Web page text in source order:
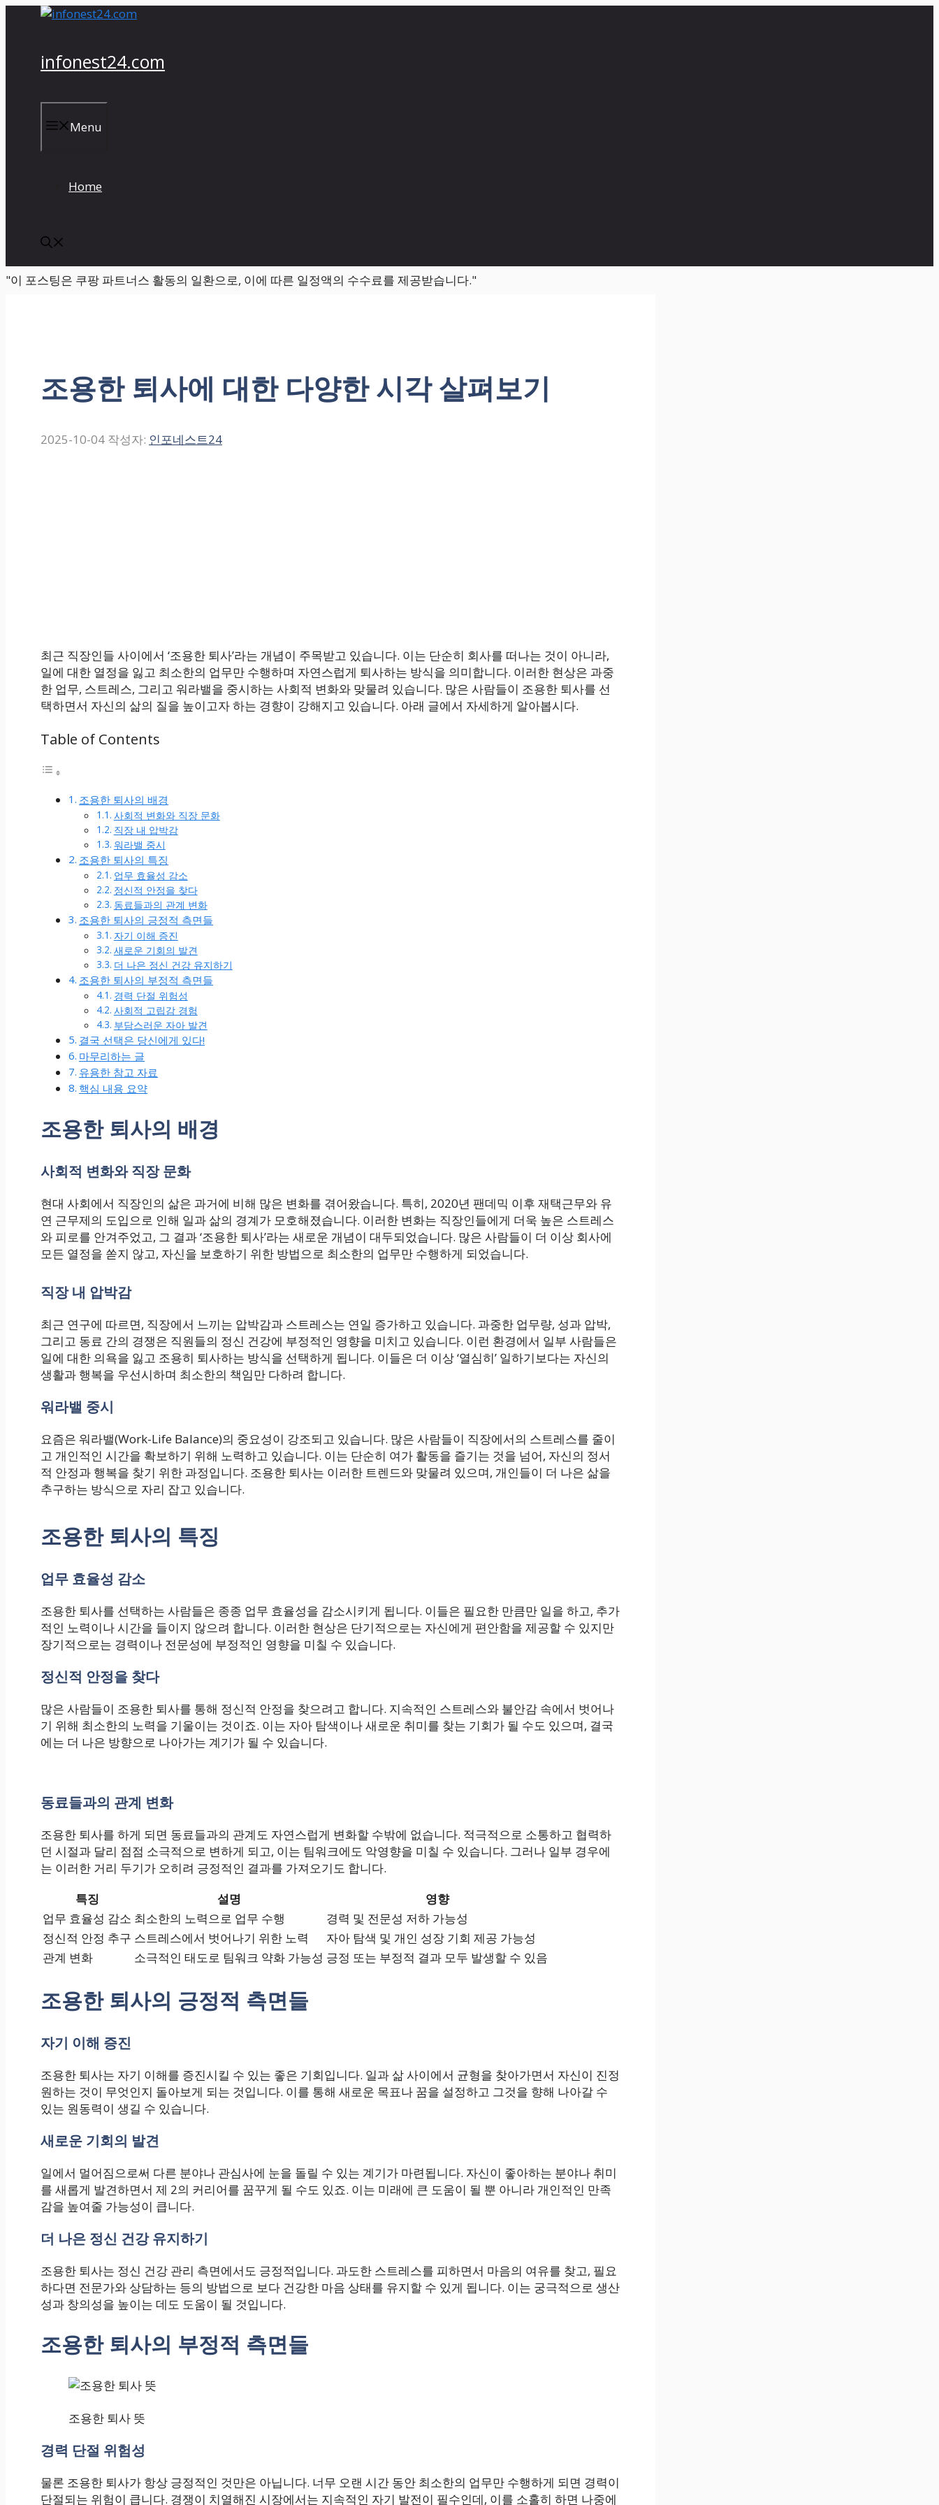
infonest24.com
Menu
Home
"이 포스팅은 쿠팡 파트너스 활동의 일환으로, 이에 따른 일정액의 수수료를 제공받습니다."
조용한 퇴사에 대한 다양한 시각 살펴보기
2025-10-04 작성자: 인포네스트24
최근 직장인들 사이에서 ‘조용한 퇴사’라는 개념이 주목받고 있습니다. 이는 단순히 회사를 떠나는 것이 아니라,
일에 대한 열정을 잃고 최소한의 업무만 수행하며 자연스럽게 퇴사하는 방식을 의미합니다. 이러한 현상은 과중
한 업무, 스트레스, 그리고 워라밸을 중시하는 사회적 변화와 맞물려 있습니다. 많은 사람들이 조용한 퇴사를 선
택하면서 자신의 삶의 질을 높이고자 하는 경향이 강해지고 있습니다. 아래 글에서 자세하게 알아봅시다.
Table of Contents
조용한 퇴사의 배경
사회적 변화와 직장 문화
직장 내 압박감
워라밸 중시
조용한 퇴사의 특징
업무 효율성 감소
정신적 안정을 찾다
동료들과의 관계 변화
조용한 퇴사의 긍정적 측면들
자기 이해 증진
새로운 기회의 발견
더 나은 정신 건강 유지하기
조용한 퇴사의 부정적 측면들
경력 단절 위험성
사회적 고립감 경험
부담스러운 자아 발견
결국 선택은 당신에게 있다!
마무리하는 글
유용한 참고 자료
핵심 내용 요약
조용한 퇴사의 배경
사회적 변화와 직장 문화
현대 사회에서 직장인의 삶은 과거에 비해 많은 변화를 겪어왔습니다. 특히, 2020년 팬데믹 이후 재택근무와 유
연 근무제의 도입으로 인해 일과 삶의 경계가 모호해졌습니다. 이러한 변화는 직장인들에게 더욱 높은 스트레스
와 피로를 안겨주었고, 그 결과 ‘조용한 퇴사’라는 새로운 개념이 대두되었습니다. 많은 사람들이 더 이상 회사에
모든 열정을 쏟지 않고, 자신을 보호하기 위한 방법으로 최소한의 업무만 수행하게 되었습니다.
직장 내 압박감
최근 연구에 따르면, 직장에서 느끼는 압박감과 스트레스는 연일 증가하고 있습니다. 과중한 업무량, 성과 압박,
그리고 동료 간의 경쟁은 직원들의 정신 건강에 부정적인 영향을 미치고 있습니다. 이런 환경에서 일부 사람들은
일에 대한 의욕을 잃고 조용히 퇴사하는 방식을 선택하게 됩니다. 이들은 더 이상 ‘열심히’ 일하기보다는 자신의
생활과 행복을 우선시하며 최소한의 책임만 다하려 합니다.
워라밸 중시
요즘은 워라밸(Work-Life Balance)의 중요성이 강조되고 있습니다. 많은 사람들이 직장에서의 스트레스를 줄이
고 개인적인 시간을 확보하기 위해 노력하고 있습니다. 이는 단순히 여가 활동을 즐기는 것을 넘어, 자신의 정서
적 안정과 행복을 찾기 위한 과정입니다. 조용한 퇴사는 이러한 트렌드와 맞물려 있으며, 개인들이 더 나은 삶을
추구하는 방식으로 자리 잡고 있습니다.
조용한 퇴사의 특징
업무 효율성 감소
조용한 퇴사를 선택하는 사람들은 종종 업무 효율성을 감소시키게 됩니다. 이들은 필요한 만큼만 일을 하고, 추가
적인 노력이나 시간을 들이지 않으려 합니다. 이러한 현상은 단기적으로는 자신에게 편안함을 제공할 수 있지만
장기적으로는 경력이나 전문성에 부정적인 영향을 미칠 수 있습니다.
정신적 안정을 찾다
많은 사람들이 조용한 퇴사를 통해 정신적 안정을 찾으려고 합니다. 지속적인 스트레스와 불안감 속에서 벗어나
기 위해 최소한의 노력을 기울이는 것이죠. 이는 자아 탐색이나 새로운 취미를 찾는 기회가 될 수도 있으며, 결국
에는 더 나은 방향으로 나아가는 계기가 될 수 있습니다.
동료들과의 관계 변화
조용한 퇴사를 하게 되면 동료들과의 관계도 자연스럽게 변화할 수밖에 없습니다. 적극적으로 소통하고 협력하
던 시절과 달리 점점 소극적으로 변하게 되고, 이는 팀워크에도 악영향을 미칠 수 있습니다. 그러나 일부 경우에
는 이러한 거리 두기가 오히려 긍정적인 결과를 가져오기도 합니다.
특징
설명
영향
업무 효율성 감소 최소한의 노력으로 업무 수행
경력 및 전문성 저하 가능성
정신적 안정 추구 스트레스에서 벗어나기 위한 노력
자아 탐색 및 개인 성장 기회 제공 가능성
관계 변화
소극적인 태도로 팀워크 약화 가능성 긍정 또는 부정적 결과 모두 발생할 수 있음
조용한 퇴사의 긍정적 측면들
자기 이해 증진
조용한 퇴사는 자기 이해를 증진시킬 수 있는 좋은 기회입니다. 일과 삶 사이에서 균형을 찾아가면서 자신이 진정
원하는 것이 무엇인지 돌아보게 되는 것입니다. 이를 통해 새로운 목표나 꿈을 설정하고 그것을 향해 나아갈 수
있는 원동력이 생길 수 있습니다.
새로운 기회의 발견
일에서 멀어짐으로써 다른 분야나 관심사에 눈을 돌릴 수 있는 계기가 마련됩니다. 자신이 좋아하는 분야나 취미
를 새롭게 발견하면서 제 2의 커리어를 꿈꾸게 될 수도 있죠. 이는 미래에 큰 도움이 될 뿐 아니라 개인적인 만족
감을 높여줄 가능성이 큽니다.
더 나은 정신 건강 유지하기
조용한 퇴사는 정신 건강 관리 측면에서도 긍정적입니다. 과도한 스트레스를 피하면서 마음의 여유를 찾고, 필요
하다면 전문가와 상담하는 등의 방법으로 보다 건강한 마음 상태를 유지할 수 있게 됩니다. 이는 궁극적으로 생산
성과 창의성을 높이는 데도 도움이 될 것입니다.
조용한 퇴사의 부정적 측면들
조용한 퇴사 뜻
경력 단절 위험성
물론 조용한 퇴사가 항상 긍정적인 것만은 아닙니다. 너무 오랜 시간 동안 최소한의 업무만 수행하게 되면 경력이
단절되는 위험이 큽니다. 경쟁이 치열해진 시장에서는 지속적인 자기 발전이 필수인데, 이를 소홀히 하면 나중에